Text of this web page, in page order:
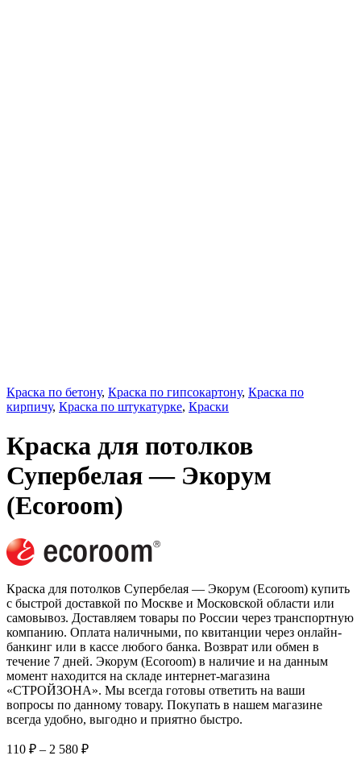
Краска по бетону, Краска по гипсокартону, Краска по
кирпичу, Краска по штукатурке, Краски
Краска для потолков
Супербелая — Экорум
(Ecoroom)
Краска для потолков Супербелая — Экорум (Ecoroom) купить
с быстрой доставкой по Москве и Московской области или
самовывоз. Доставляем товары по России через транспортную
компанию. Оплата наличными, по квитанции через онлайн-
банкинг или в кассе любого банка. Возврат или обмен в
течение 7 дней. Экорум (Ecoroom) в наличие и на данным
момент находится на складе интернет-магазина
«СТРОЙЗОНА». Мы всегда готовы ответить на ваши
вопросы по данному товару. Покупать в нашем магазине
всегда удобно, выгодно и приятно быстро.
110 ₽ – 2 580 ₽